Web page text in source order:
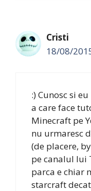
Cristi
18/08/
:) Cunosc si
a care face
Minecraft pe
nu urmaresc
(de placere,
pe canalul lui
parca e chiar
starcraft